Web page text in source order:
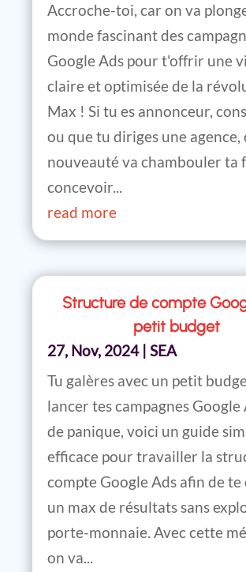
Accroche-toi, car on va
monde fascinant des
Google Ads pour t'offrir une
claire et optimisée de la
Max ! Si tu es annonceur,
ou que tu diriges une agence,
nouveauté va chambouler ta
concevoir...
read more
Structure de compte
petit budget
27, Nov, 2024| SEA
Tu galères avec un petit
lancer tes campagnes Google
de panique, voici un guide
efficace pour travailler la
compte Google Ads afin de
un max de résultats sans
porte-monnaie. Avec cette
on va...